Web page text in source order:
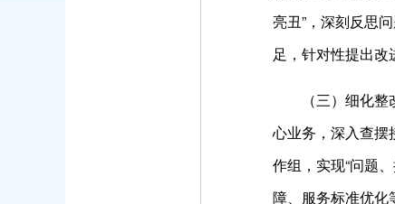
亮丑”，深刻反思
足，针对性提出改
（三）细化
心业务，深入查摆
作组，实现“问题
障、服务标准优化